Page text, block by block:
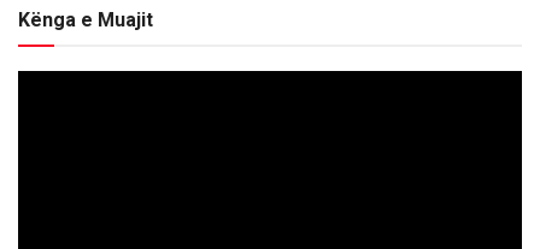
Kënga e Muajit